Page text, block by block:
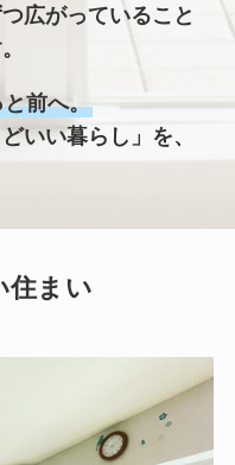
広がっていること
前へ。
いい暮らし」を、
住まい